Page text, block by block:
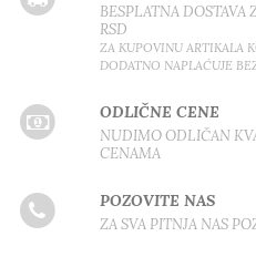
BESPLATNA
RSD
ZA KUPOVINU ARTIKALA
DODATNO NAPLAĆUJE
ODLIČNE CENE
NUDIMO ODLIČAN
CENAMA
POZOVITE NAS
ZA SVA PITNJA NAS